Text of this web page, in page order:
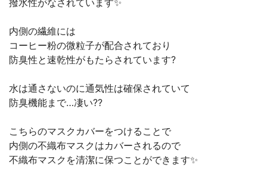
撥水性がなされています✨
内側の繊維には
コーヒー粉の微粒子が配合されており
防臭性と速乾性がもたらされています?
水は通さないのに通気性は確保されていて
防臭機能まで…凄い??
こちらのマスクカバーをつけることで
内側の不織布マスクはカバーされるので
不織布マスクを清潔に保つことができます✨